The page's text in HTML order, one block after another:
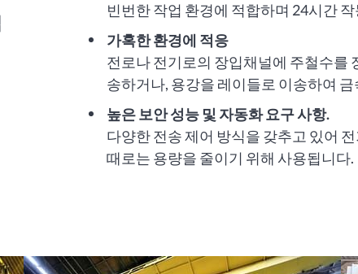
빈번한 작업 환경에 적합하며 24시간
가혹한 환경에 적응
전로나 전기로의 장입채널에 주철수를
송하거나, 용강을 레이들로 이송하여
높은 보안 성능 및 자동화 요구 사항.
다양한 전송 제어 방식을 갖추고 있어
때로는 용량을 줄이기 위해 사용됩니다.